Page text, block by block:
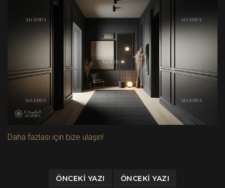
Daha fazlası için bize ulaşın!
ÖNCEKI YAZI ÖNCEKI YAZI